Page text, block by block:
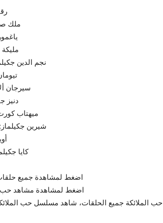
ملك
نجم الدين
سيرجان
دنيز
ميهتاب
شيرين جكيلماز:
كايا
اضغط لمشاهدة جميع
اضغط لمشاهدة مشاهد حب
حب الملائكة جميع الحلقات، شاهد مسلسل حب